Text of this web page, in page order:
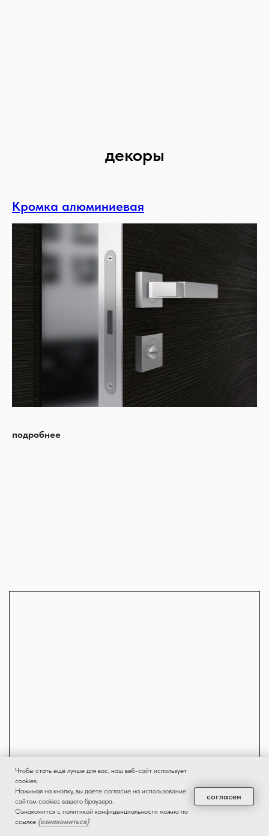
декоры
Кромка алюминиевая
подробнее
Чтобы стать ещё лучше для вас, наш веб-сайт использует
cookies.
Нажимая на кнопку, вы даете согласие на использование
сайтом cookies вашего браузера.
Ознакомится с политикой конфиденциальности можно по
ссылке (ознакомиться)
согласен